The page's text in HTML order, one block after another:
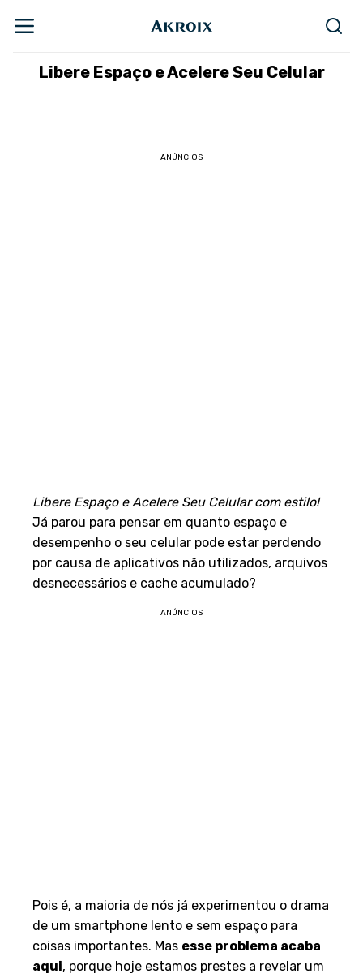
Libere Espaço e Acelere Seu Celular
ANÚNCIOS
Libere Espaço e Acelere Seu Celular com estilo!
Já parou para pensar em quanto espaço e
desempenho o seu celular pode estar perdendo
por causa de aplicativos não utilizados, arquivos
desnecessários e cache acumulado?
ANÚNCIOS
Pois é, a maioria de nós já experimentou o drama
de um smartphone lento e sem espaço para
coisas importantes. Mas esse problema acaba
aqui, porque hoje estamos prestes a revelar um